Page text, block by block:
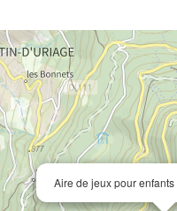
Aire de jeux pour